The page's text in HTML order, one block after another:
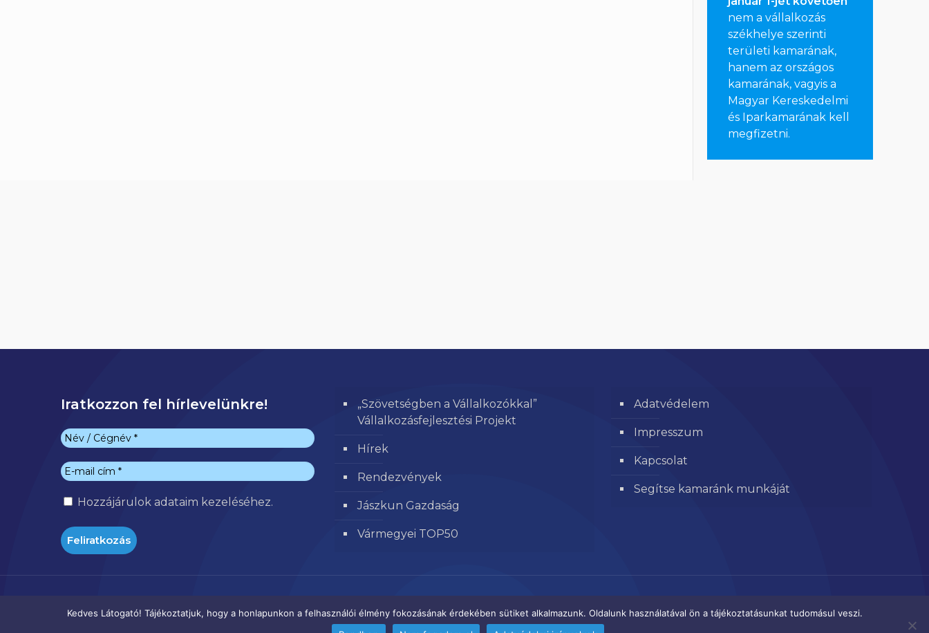
nem a vállalkozás
székhelye szerinti
területi kamarának,
hanem az országos
kamarának, vagyis a
Magyar Kereskedelmi
és Iparkamarának kell
megfizetni.
Iratkozzon fel hírlevelünkre!
Hozzájárulokadataim kezeléséhez.
„Szövetségben a Vállalkozókkal”
Vállalkozásfejlesztési Projekt
Hírek
Rendezvények
Jászkun Gazdaság
Vármegyei TOP50
Adatvédelem
Impresszum
Kapcsolat
Segítse kamaránk munkáját
Kedves Látogató! Tájékoztatjuk, hogy a honlapunkon a felhasználói élmény fokozásának érdekében sütiket alkalmazunk. Oldalunk használatával ön a tájékoztatásunkat tudomásul veszi.